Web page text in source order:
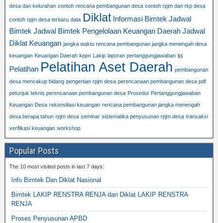
desa dan kelurahan contoh rencana pembangunan desa contoh rpjm dan rkp desa
contoh rpjm desa terbaru data Diklat Informasi Bimtek Jadwal
Bimtek Jadwal Bimtek Pengelolaan Keuangan Daerah Jadwal
Diklat Keuangan jangka waktu rencana pembangunan jangka menengah desa
keuangan Keuangan Daerah kppn Lakip laporan pertanggungjawaban lpj
Pelatihan Pelatihan Aset Daerah pembangunan
desa mencakup bidang pengertian rpjm desa perencanaan pembangunan desa pdf
petunjuk teknis perencanaan pembangunan desa Prosedur Pertanggungjawaban
Keuangan Desa rekonsiliasi keuangan rencana pembangunan jangka menengah
desa berapa tahun rpjm desa seminar sistematika penyusunan rpjm desa transaksi
verifikasi keuangan workshop
Popular Posts
The 10 most visited posts in last 7 days:
Info Bimtek Dan Diklat Nasional
Bimtek LAKIP RENSTRA RENJA dan Diklat LAKIP RENSTRA
RENJA
Proses Penyusunan APBD